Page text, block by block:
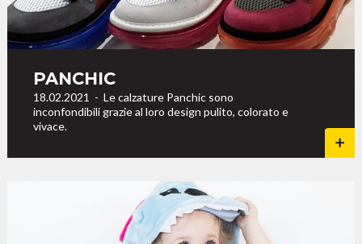
PANCHIC
18.02.2021 - Le calzature Panchic sono
inconfondibili grazie al loro design pulito, colorato e
vivace.